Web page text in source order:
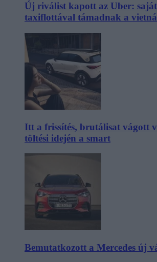
Új riválist kapott az Uber:
taxiflottával támadnak a
Itt a frissítés, brutálisat vágott
töltési idején a smart
Bemutatkozott a Mercedes új